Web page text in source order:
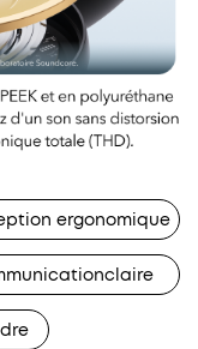
ergonomique